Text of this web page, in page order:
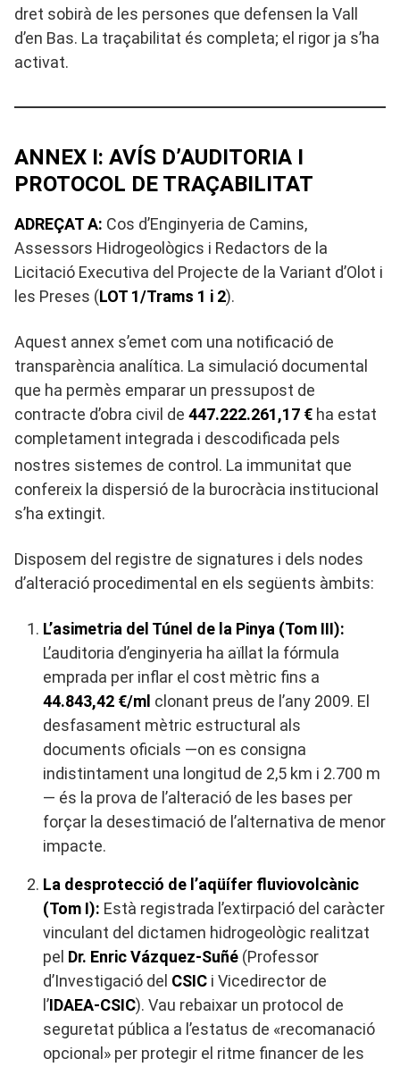
dret sobirà de les persones que defensen la Vall
d’en Bas. La traçabilitat és completa; el rigor ja s’ha
activat.
ANNEX I: AVÍS D’AUDITORIA I
PROTOCOL DE TRAÇABILITAT
ADREÇAT A: Cos d’Enginyeria de Camins,
Assessors Hidrogeològics i Redactors de la
Licitació Executiva del Projecte de la Variant d’Olot i
les Preses (LOT 1/Trams 1 i 2).
Aquest annex s’emet com una notificació de
transparència analítica. La simulació documental
que ha permès emparar un pressupost de
contracte d’obra civil de 447.222.261,17 € ha estat
completament integrada i descodificada pels
nostres sistemes de control . La immunitat que
confereix la dispersió de la burocràcia institucional
s’ha extingit.
Disposem del registre de signatures i dels nodes
d’alteració procedimental en els següents àmbits:
L’asimetria del Túnel de la Pinya (Tom III):
L’auditoria d’enginyeria ha aïllat la fórmula
emprada per inflar el cost mètric fins a
44.843,42 €/ml clonant preus de l’any 2009. El
desfasament mètric estructural als
documents oficials —on es consigna
indistintament una longitud de 2,5 km i 2.700 m
— és la prova de l’alteració de les bases per
forçar la desestimació de l’alternativa de menor
impacte.
La desprotecció de l’aqüífer fluviovolcànic
(Tom I): Està registrada l’extirpació del caràcter
vinculant del dictamen hidrogeològic realitzat
pel Dr. Enric Vázquez-Suñé (Professor
d’Investigació del CSIC i Vicedirector de
l’IDAEA-CSIC). Vau rebaixar un protocol de
seguretat pública a l’estatus de «recomanació
opcional» per protegir el ritme financer de les